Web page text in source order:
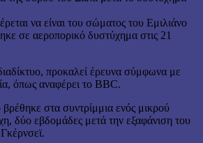
να είναι του σώματος του Εμιλιάνο
σε αεροπορικό δυστύχημα στις 21
προκαλεί έρευνα σύμφωνα με
όπως αναφέρει το BBC.
στα συντρίμμια ενός μικρού
δύο εβδομάδες μετά την εξαφάνιση του